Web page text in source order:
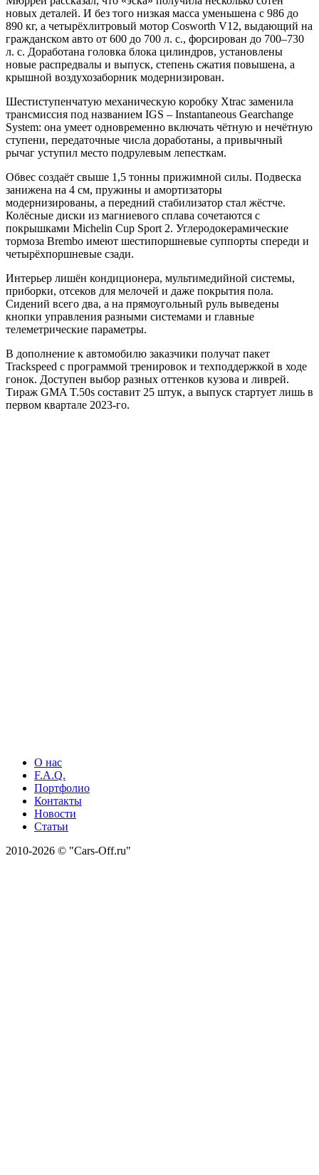
новых деталей. И без того низкая масса уменьшена с 986 до
890 кг, а четырёхлитровый мотор Cosworth V12, выдающий на
гражданском авто от 600 до 700 л. с., форсирован до 700–730
л. с. Доработана головка блока цилиндров, установлены
новые распредвалы и выпуск, степень сжатия повышена, а
крышной воздухозаборник модернизирован.
Шестиступенчатую механическую коробку Xtrac заменила
трансмиссия под названием IGS – Instantaneous Gearchange
System: она умеет одновременно включать чётную и нечётную
ступени, передаточные числа доработаны, а привычный
рычаг уступил место подрулевым лепесткам.
Обвес создаёт свыше 1,5 тонны прижимной силы. Подвеска
занижена на 4 см, пружины и амортизаторы
модернизированы, а передний стабилизатор стал жёстче.
Колёсные диски из магниевого сплава сочетаются с
покрышками Michelin Cup Sport 2. Углеродокерамические
тормоза Brembo имеют шестипоршневые суппорты спереди и
четырёхпоршневые сзади.
Интерьер лишён кондиционера, мультимедийной системы,
приборки, отсеков для мелочей и даже покрытия пола.
Сидений всего два, а на прямоугольный руль выведены
кнопки управления разными системами и главные
телеметрические параметры.
В дополнение к автомобилю заказчики получат пакет
Trackspeed с программой тренировок и техподдержкой в ходе
гонок. Доступен выбор разных оттенков кузова и ливрей.
Тираж GMA T.50s составит 25 штук, а выпуск стартует лишь в
первом квартале 2023-го.
О нас
F.A.Q.
Портфолио
Контакты
Новости
Статьи
2010-2026 © "Cars-Off.ru"